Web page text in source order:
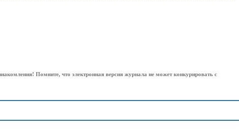
Помните, что электронная версия журнала не может конкурировать с